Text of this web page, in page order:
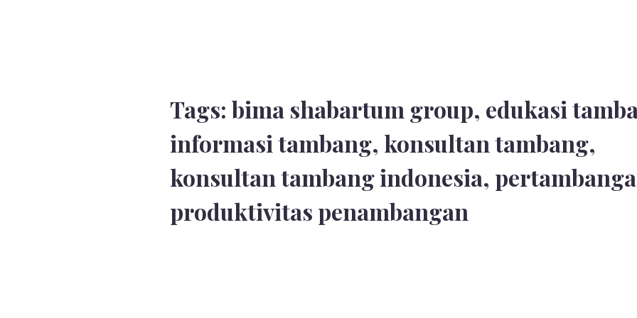
Tags: bima shabartum group, edukasi
informasi tambang, konsultan tambang,
konsultan tambang indonesia,
produktivitas penambangan